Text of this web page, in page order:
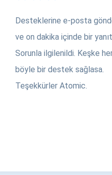
Desteklerine e-posta
ve on dakika içinde bir yanıt
Sorunla ilgilenildi. Keşke
böyle bir destek sağlasa.
Teşekkürler Atomic.